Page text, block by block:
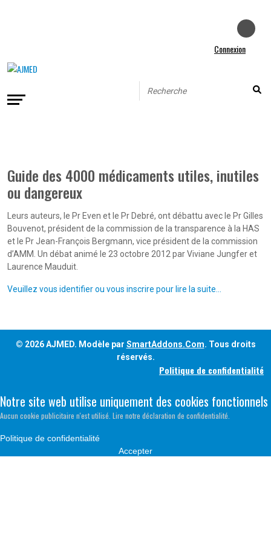
Connexion
Guide des 4000 médicaments utiles, inutiles
ou dangereux
Leurs auteurs, le Pr Even et le Pr Debré, ont débattu avec le Pr Gilles
Bouvenot, président de la commission de la transparence à la HAS
et le Pr Jean-François Bergmann, vice président de la commission
d’AMM. Un débat animé le 23 octobre 2012 par Viviane Jungfer et
Laurence Mauduit.
Veuillez vous identifier ou vous inscrire pour lire la suite...
© 2026 AJMED. Modèle par SmartAddons.Com. Tous droits
réservés.
Politique de confidentialité
Notre site web utilise uniquement des cookies fonctionnels
Aucun cookie publicitaire n'est utilisé. Lire notre déclaration de confidentialité.
Politique de confidentialité
Accepter